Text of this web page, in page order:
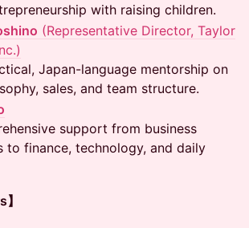
with raising children.
(Representative Director, Taylor
Japan-language mentorship on
sales, and team structure.
support from business
to finance, technology, and daily